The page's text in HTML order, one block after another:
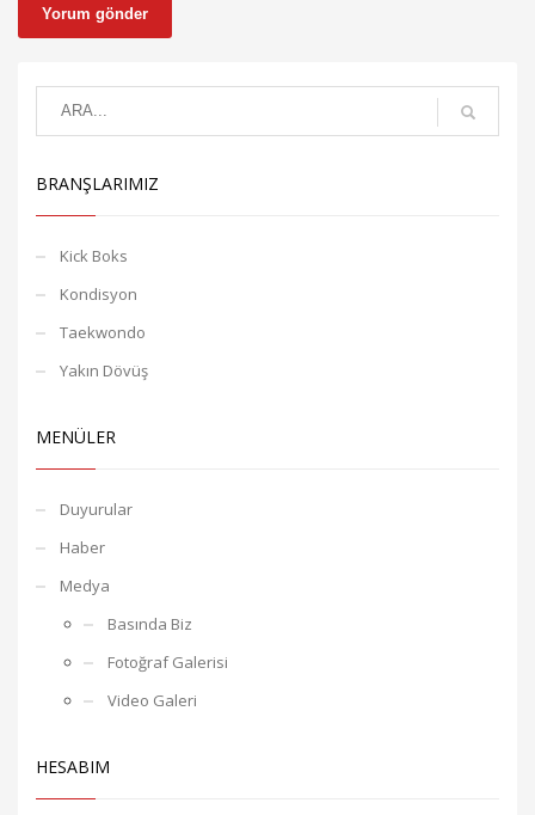
BRANŞLARIMIZ
Kick Boks
Kondisyon
Taekwondo
Yakın Dövüş
MENÜLER
Duyurular
Haber
Medya
Basında Biz
Fotoğraf Galerisi
Video Galeri
HESABIM